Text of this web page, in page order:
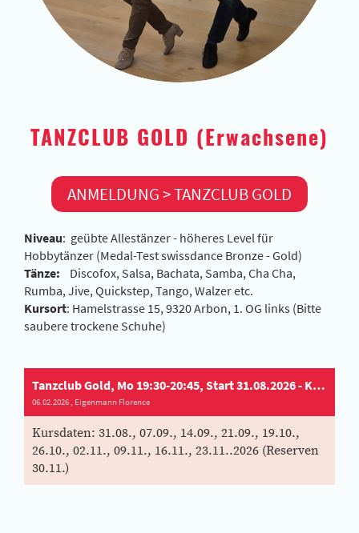
TANZCLUB GOLD (Erwachsene)
ANMELDUNG > TANZCLUB GOLD
Niveau: geübte Allestänzer - höheres Level für
Hobbytänzer (Medal-Test swissdance Bronze - Gold)
Tänze: Discofox, Salsa, Bachata, Samba, Cha Cha,
Rumba, Jive, Quickstep, Tango, Walzer etc.
Kursort: Hamelstrasse 15, 9320 Arbon, 1. OG links (Bitte
saubere trockene Schuhe)
Tanzclub Gold, Mo 19:30-20:45, Start 31.08.2026 - Kurs-Nr. 26/2TCG
06.02.2026 , Eigenmann Florence
Kursdaten: 31.08., 07.09., 14.09., 21.09., 19.10.,
26.10., 02.11., 09.11., 16.11., 23.11..2026 (Reserven
30.11.)